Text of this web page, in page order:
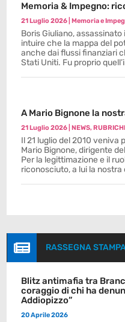
Memoria & Impegno:
21 Luglio 2026 |Memoria e
Boris Giuliano, assassinato
intuire che la mappa del
anche dai flussi finanziari
Stati Uniti. Fu proprio
A Mario Bignone la
21 Luglio 2026 |NEWS,
Il 21 luglio del 2010
Mario Bignone, dirigente
Per la legittimazione e il
riconosciuto, a lui la
 RASSEGNA
Blitz antimafia tra
coraggio di chi ha
Addiopizzo”
20 Aprile 2026